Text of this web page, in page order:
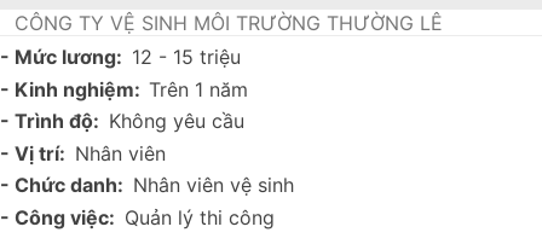
CÔNG TY VỆ SINH MÔI TRƯỜNG THƯỜNG LÊ
- Mức lương: 12 - 15 triệu
- Kinh nghiệm: Trên 1 năm
- Trình độ: Không yêu cầu
- Vị trí: Nhân viên
- Chức danh: Nhân viên vệ sinh
- Công việc: Quản lý thi công